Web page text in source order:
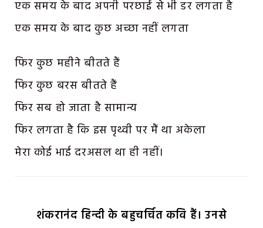
एक समय के बाद अपनी परछाईं से भी डर लगता है
एक समय के बाद कुछ अच्छा नहीं लगता
फिर कुछ महीने बीतते हैं
फिर कुछ बरस बीतते हैं
फिर सब हो जाता है सामान्य
फिर लगता है कि इस पृथ्वी पर मैं था अकेला
मेरा कोई भाई दरअसल था ही नहीं।
शंकरानंद हिन्दी के बहुचर्चित कवि हैं। उनसे